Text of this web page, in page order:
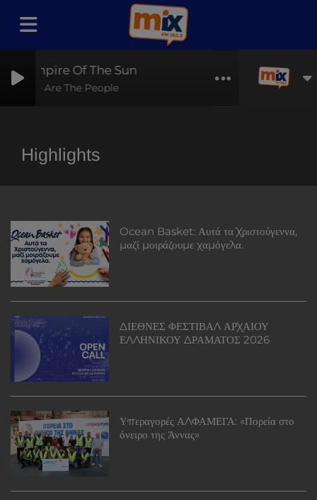
Empire Of The Sun
We Are The People
Highlights
Ocean Basket: Αυτά τα Χριστούγεννα,
μαζί μοιράζουμε χαμόγελα.
ΔΙΕΘΝΕΣ ΦΕΣΤΙΒΑΛ ΑΡΧΑΙΟΥ
ΕΛΛΗΝΙΚΟΥ ΔΡΑΜΑΤΟΣ 2026
Υπεραγορές ΑΛΦΑΜΕΓΑ: «Πορεία στο
όνειρο της Άννας»